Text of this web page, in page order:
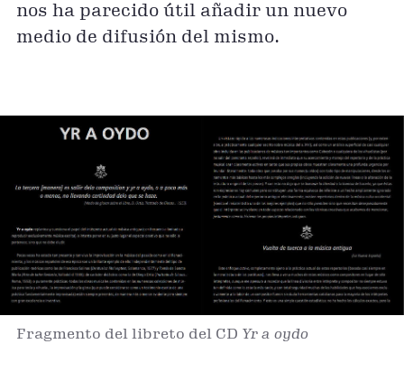
nos ha parecido útil añadir un nuevo
medio de difusión del mismo.
Fragmento del libreto del CD Yr a oydo